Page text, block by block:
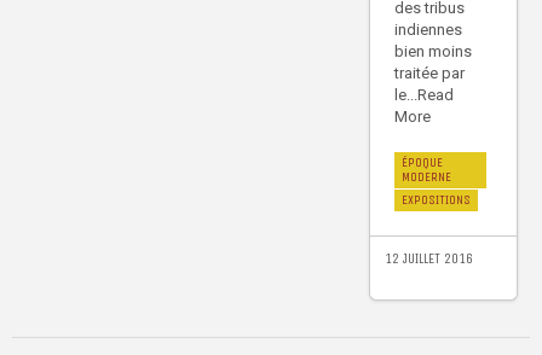
des tribus
indiennes
bien moins
traitée par
le...Read
More
ÉPOQUE
MODERNE
EXPOSITIONS
12 JUILLET 2016